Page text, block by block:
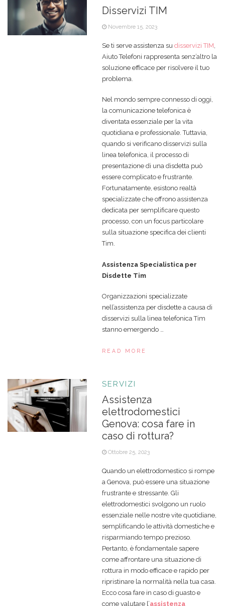
Disservizi TIM
Novembre 15, 2023
Se ti serve assistenza sudisservizi TIM
Aiuto Telefoni rappresenta senz’altro la
soluzione efficace per risolvere il tuo
problema.
Nel mondo sempre connesso di oggi,
la comunicazione telefonica è
diventata essenziale per la vita
quotidiana e professionale. Tuttavia,
quando si verificano disservizi sulla
linea telefonica, il processo di
presentazione di una disdetta può
essere complicato e frustrante.
Fortunatamente, esistono realtà
specializzate che offrono assistenza
dedicata per semplificare questo
processo, con un focus particolare
sulla situazione specifica dei clienti
Tim.
Assistenza Specialistica per
Disdette Tim
Organizzazioni specializzate
nell’assistenza per disdette a causa di
disservizi sulla linea telefonica Tim
stanno emergendo …
READ MORE
SERVIZI
Assistenza
elettrodomestici
Genova: cosa fare in
caso di rottura?
Ottobre 25, 2023
Quando un elettrodomestico si rompe
a Genova, può essere una situazione
frustrante e stressante. Gli
elettrodomestici svolgono un ruolo
essenziale nelle nostre vite quotidiane,
semplificando le attività domestiche e
risparmiando tempo prezioso.
Pertanto, è fondamentale sapere
come affrontare una situazione di
rottura in modo efficace e rapido per
ripristinare la normalità nella tua casa.
Ecco cosa fare in caso di guasto e
come valutare l’assistenza